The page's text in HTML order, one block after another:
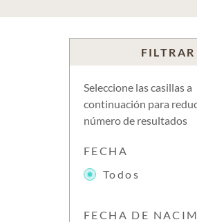
FILTRAR
Seleccione las casillas a
continuación para
número de resultados
FECHA
Todos
FECHA DE